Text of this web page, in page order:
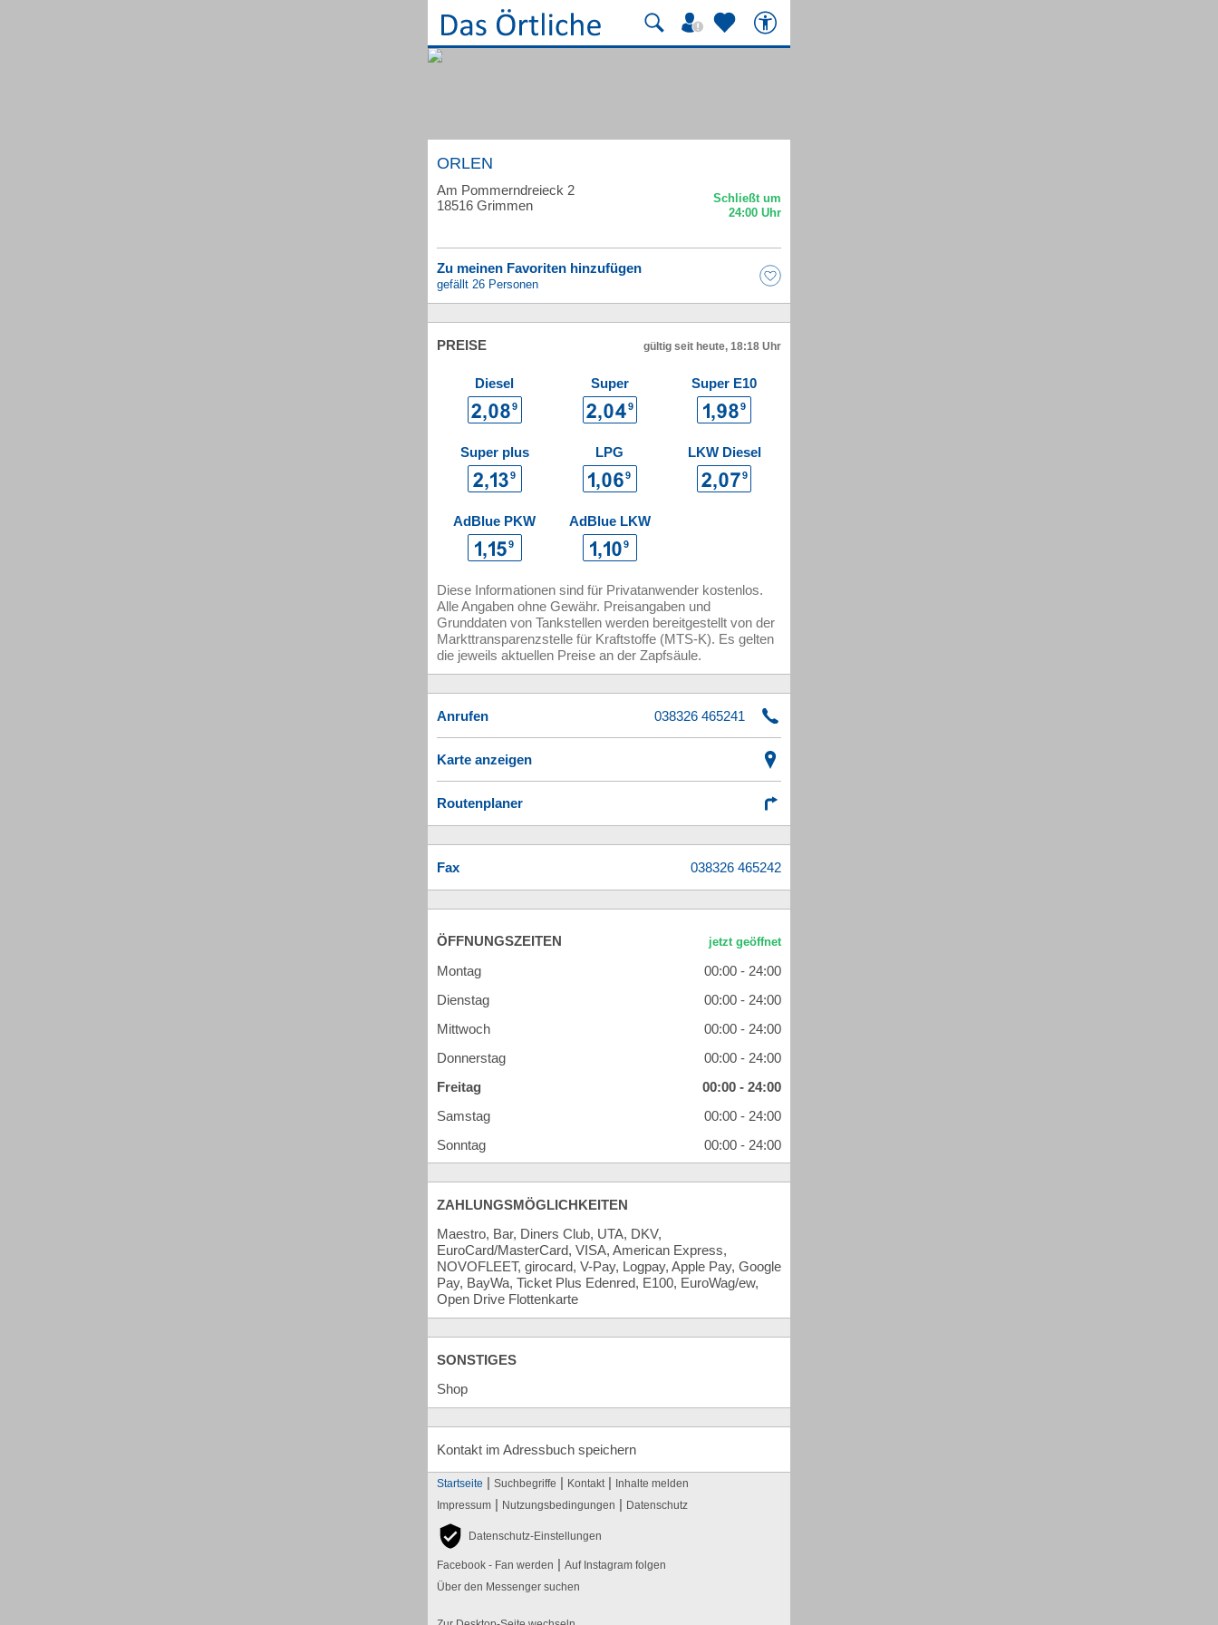
ORLEN
Am Pommerndreieck 2
18516 Grimmen
Zu meinen Favoriten hinzufügen
gefällt 26 Personen
PREISE gültig seit heute, 18:18 Uhr
Diesel Super Super E10
Super plus LPG LKW Diesel
AdBlue PKW AdBlue LKW
Diese Informationen sind für Privatanwender kostenlos.
Alle Angaben ohne Gewähr. Preisangaben und
Grunddaten von Tankstellen werden bereitgestellt von der
Markttransparenzstelle für Kraftstoffe (MTS-K). Es gelten
die jeweils aktuellen Preise an der Zapfsäule.
Anrufen
Karte anzeigen
Routenplaner
Fax
ÖFFNUNGSZEITEN
Montag
00:00 - 24:00
Dienstag
00:00 - 24:00
Mittwoch
00:00 - 24:00
Donnerstag
00:00 - 24:00
Freitag
00:00 - 24:00
Samstag
00:00 - 24:00
Sonntag
00:00 - 24:00
ZAHLUNGSMÖGLICHKEITEN
Maestro, Bar, Diners Club, UTA, DKV,
EuroCard/MasterCard, VISA, American Express,
NOVOFLEET, girocard, V-Pay, Logpay, Apple Pay, Google
Pay, BayWa, Ticket Plus Edenred, E100, EuroWag/ew,
Open Drive Flottenkarte
SONSTIGES
Shop
Kontakt im Adressbuch speichern
Startseite | Suchbegriffe | Kontakt | Inhalte melden
Impressum | Nutzungsbedingungen | Datenschutz
Datenschutz-Einstellungen
Facebook - Fan werden | Auf Instagram folgen
Über den Messenger suchen